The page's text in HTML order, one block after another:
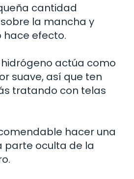
cantidad
la mancha y
hace efecto.
hidrógeno actúa como
suave, así que ten
tratando con telas
hacer una
parte oculta de la